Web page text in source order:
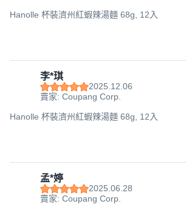
Hanolle 杯裝濟州紅蝦辣湯麵 68g, 12入
李*琪
2025.12.06
賣家: Coupang Corp.
Hanolle 杯裝濟州紅蝦辣湯麵 68g, 12入
孟*婷
2025.06.28
賣家: Coupang Corp.